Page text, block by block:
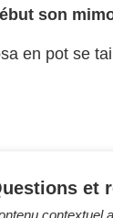
son
en pot se
et